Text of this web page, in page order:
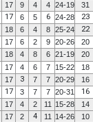
17 9 4 4 24-19
31
17 6 5 6 24-28 23
18 6 4 8 25-24 22
17 6 2 9 20-26
20
18 4 8 6 21-19
20
17 4 6 7 15-22
18
17 3 7 7 20-29
16
17 3 7 7 20-31 16
17 4 2 11 15-28
14
17 2 4 11 14-26
10